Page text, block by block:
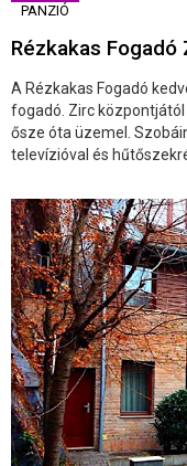
PANZIÓ
Rézkakas Fogadó
A Rézkakas Fogadó
fogadó. Zirc központjától
ősze óta üzemel.
televízióval és